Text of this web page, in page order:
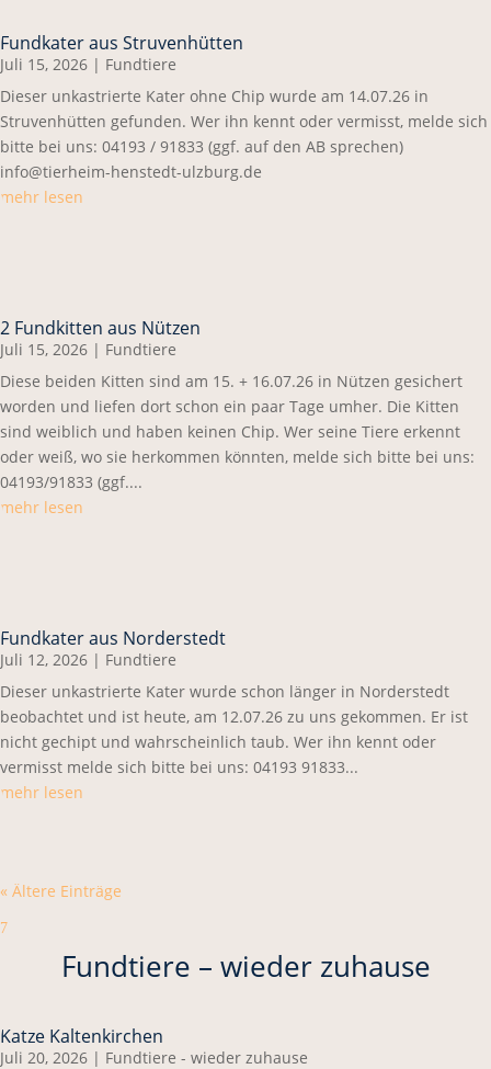
Fundkater aus Struvenhütten
Juli 15, 2026 | Fundtiere
Dieser unkastrierte Kater ohne Chip wurde am 14.07.26 in
Struvenhütten gefunden. Wer ihn kennt oder vermisst, melde sich
bitte bei uns: 04193 / 91833 (ggf. auf den AB sprechen)
info@tierheim-henstedt-ulzburg.de
mehr lesen
2 Fundkitten aus Nützen
Juli 15, 2026 | Fundtiere
Diese beiden Kitten sind am 15. + 16.07.26 in Nützen gesichert
worden und liefen dort schon ein paar Tage umher. Die Kitten
sind weiblich und haben keinen Chip. Wer seine Tiere erkennt
oder weiß, wo sie herkommen könnten, melde sich bitte bei uns:
04193/91833 (ggf....
mehr lesen
Fundkater aus Norderstedt
Juli 12, 2026 | Fundtiere
Dieser unkastrierte Kater wurde schon länger in Norderstedt
beobachtet und ist heute, am 12.07.26 zu uns gekommen. Er ist
nicht gechipt und wahrscheinlich taub. Wer ihn kennt oder
vermisst melde sich bitte bei uns: 04193 91833...
mehr lesen
« Ältere Einträge
7
Fundtiere – wieder zuhause
Katze Kaltenkirchen
Juli 20, 2026 | Fundtiere - wieder zuhause